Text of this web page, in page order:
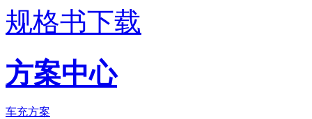
规格书下载
方案中心
车充方案